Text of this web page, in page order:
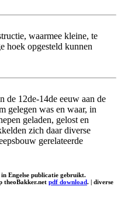
waarmee kleine, te
hoek opgesteld kunnen
de 12de-14de eeuw aan de
gelegen was en waar, in
geladen, gelost en
zich daar diverse
gerelateerde
Engelse publicatie gebruikt.
theoBakker.net pdf download. | diverse